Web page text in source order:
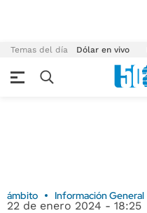
Temas del día Dólar en vivo
ámbito Información General
22 de enero 2024 - 18:25